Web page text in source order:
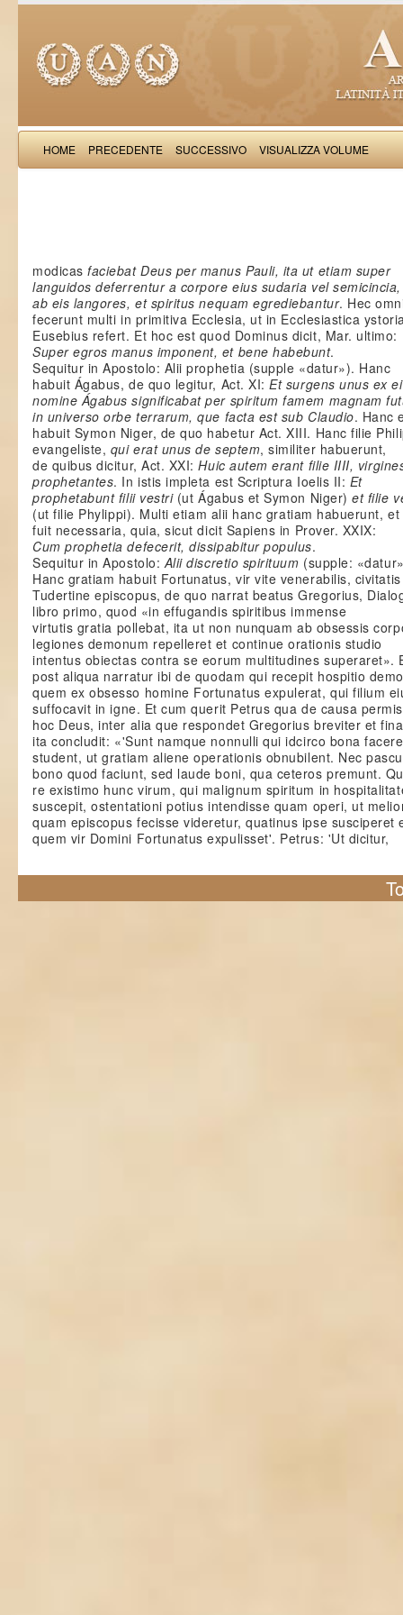
HOME PRECEDENTE SUCCESSIVO VISUALIZZA VOLUME
modicasfaciebat Deus per manus Pauli, ita ut etiam super
languidos deferrentur a corpore eius sudaria vel
ab eis langores, et spiritus nequam egrediebantur. Hec
fecerunt multi in primitiva Ecclesia, ut in Ecclesiastica
Eusebius refert. Et hoc est quod Dominus dicit, Mar. ultimo:
Super egros manus imponent, et bene habebunt.
Sequitur in Apostolo: Alii prophetia (supple «datur»). Hanc
habuit Ágabus, de quo legitur, Act. XI:Et surgens unus ex
nomine Ágabus significabat per spiritum famem magnam
in universo orbe terrarum, que facta est sub Claudio. Hanc
habuit Symon Niger, de quo habetur Act. XIII. Hanc filie
evangeliste, qui erat unus de septem, similiter habuerunt,
de quibus dicitur, Act. XXI:Huic autem erant filie IIII,
prophetantes. In istis impleta est Scriptura Ioelis II: Et
prophetabunt filii vestri(ut Ágabus et Symon Niger)et filie
(ut filie Phylippi). Multi etiam alii hanc gratiam habuerunt, et
fuit necessaria, quia, sicut dicit Sapiens in Prover. XXIX:
Cum prophetia defecerit, dissipabitur populus.
Sequitur in Apostolo:Alii discretio spirituum (supple:
Hanc gratiam habuit Fortunatus, vir vite venerabilis, civitatis
Tudertine episcopus, de quo narrat beatus Gregorius,
libro primo, quod «in effugandis spiritibus immense
virtutis gratia pollebat, ita ut non nunquam ab obsessis
legiones demonum repelleret et continue orationis studio
intentus obiectas contra se eorum multitudines superaret».
post aliqua narratur ibi de quodam qui recepit hospitio
quem ex obsesso homine Fortunatus expulerat, qui filium
suffocavit in igne. Et cum querit Petrus qua de causa
hoc Deus, inter alia que respondet Gregorius breviter et
ita concludit: «'Sunt namque nonnulli qui idcirco bona facere
student, ut gratiam aliene operationis obnubilent. Nec
bono quod faciunt, sed laude boni, qua ceteros premunt.
re existimo hunc virum, qui malignum spiritum in
suscepit, ostentationi potius intendisse quam operi, ut
quam episcopus fecisse videretur, quatinus ipse susciperet
quem vir Domini Fortunatus expulisset'. Petrus: 'Ut dicitur,